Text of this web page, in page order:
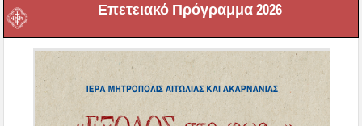
Επετειακό Πρόγραμμα 2026